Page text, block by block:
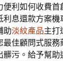
便利如何收費
利息還款方案機
助淡紋產品主打
最佳顧問式服
髒污。給予幫